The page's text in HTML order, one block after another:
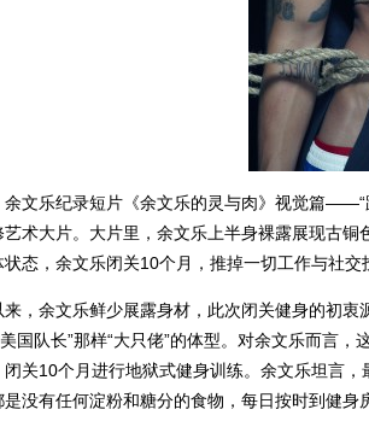
余文乐纪录短片《余文乐的灵与肉》视觉篇
艺术大片。大片里，余文乐上半身裸露展现古
状态，余文乐闭关10个月，推掉一切工作与社
来，余文乐鲜少展露身材，此次闭关健身的初
美国队长”那样“大只佬”的体型。对余文乐而言
闭关10个月进行地狱式健身训练。余文乐坦言
是没有任何淀粉和糖分的食物，每日按时到健身